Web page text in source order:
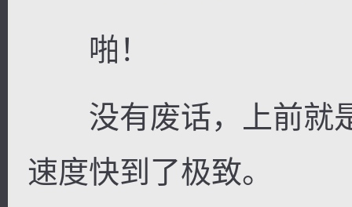
啪！
没有废话，上前就
速度快到了极致。